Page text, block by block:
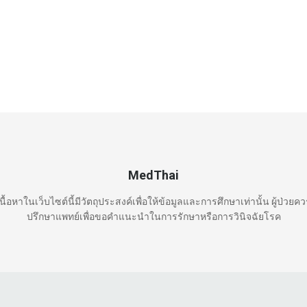
MedThai
อหาในเว็บไซต์นี้มีวัตถุประสงค์เพื่อให้ข้อมูลและการศึกษาเท่านั้น ผู้ป่วยค
ปรึกษาแพทย์เพื่อขอคำแนะนำในการรักษาหรือการวินิจฉัยโรค